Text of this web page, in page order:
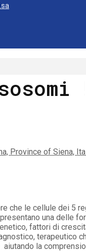
Province of Siena,
le cellule dei 5
una delle
fattori di
terapeutico
la